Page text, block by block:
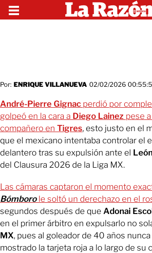
Por: ENRIQUE VILLANUEVA 02/02/2026
André-Pierre Gignac perdió por
golpeó en la cara a Diego Lainez pese
compañero en Tigres, esto justo en el
que el mexicano intentaba controlar el
delantero tras su expulsión ante el
del Clausura 2026 de la Liga MX.
Las cámaras captaron el momento
Bómborole soltó un derechazo en el
segundos después de que Adonai
en el primer árbitro en expulsarlo no
MX, pues al goleador de 40 años
mostrado la tarjeta roja a lo largo de su